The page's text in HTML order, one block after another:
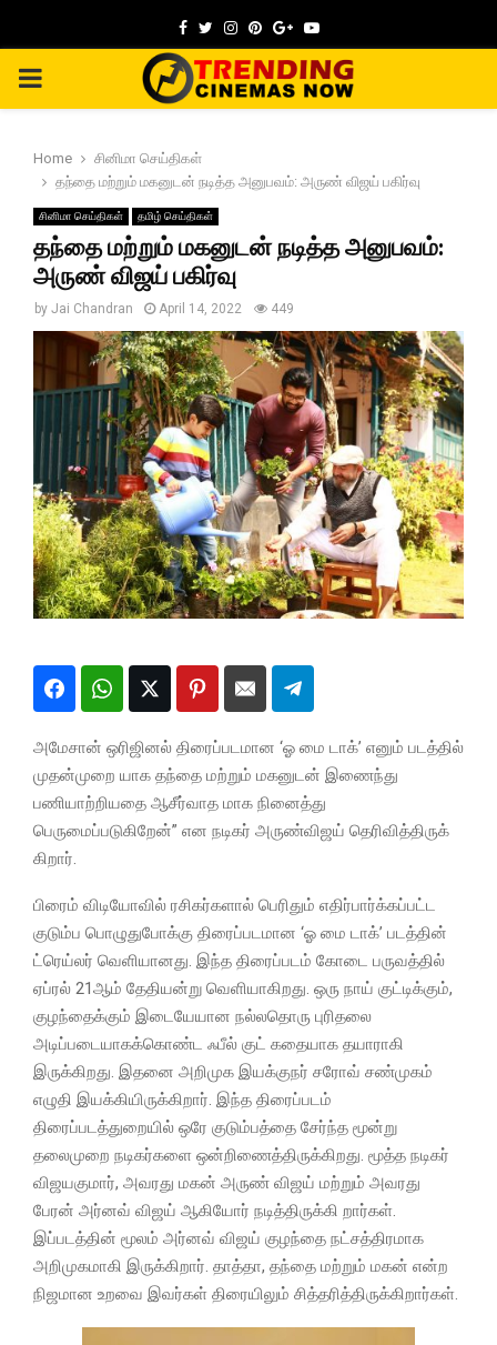
Facebook
TwitterInstagram
Pinterest
GoogleYoutube
PRIMARY
Home
சினிமா செய்திகள்
தந்தை மற்றும் மகனுடன் நடித்த அனுபவம்: அருண் விஜய் பகிர்வு
சினிமா செய்திகள் தமிழ் செய்திகள்
தந்தை மற்றும் மகனுடன் நடித்த அனுபவம்:
அருண் விஜய் பகிர்வு
by Jai Chandran April 14, 2022 449
அமேசான் ஒரிஜினல் திரைப்படமான ‘ஓ மை டாக்’ எனும் படத்தில்
முதன்முறை யாக தந்தை மற்றும் மகனுடன் இணைந்து
பணியாற்றியதை ஆசீர்வாத மாக நினைத்து
பெருமைப்படுகிறேன்” என நடிகர் அருண்விஜய் தெரிவித்திருக்
கிறார்.
பிரைம் விடியோவில் ரசிகர்களால் பெரிதும் எதிர்பார்க்கப்பட்ட
குடும்ப பொழுதுபோக்கு திரைப்படமான ‘ஓ மை டாக்’ படத்தின்
ட்ரெய்லர் வெளியானது. இந்த திரைப்படம் கோடை பருவத்தில்
ஏப்ரல் 21ஆம் தேதியன்று வெளியாகிறது. ஒரு நாய் குட்டிக்கும்,
குழந்தைக்கும் இடையேயான நல்லதொரு புரிதலை
அடிப்படையாகக்கொண்ட ஃபீல் குட் கதையாக தயாராகி
இருக்கிறது. இதனை அறிமுக இயக்குநர் சரோவ் சண்முகம்
எழுதி இயக்கியிருக்கிறார். இந்த திரைப்படம்
திரைப்படத்துறையில் ஒரே குடும்பத்தை சேர்ந்த மூன்று
தலைமுறை நடிகர்களை ஒன்றிணைத்திருக்கிறது. மூத்த நடிகர்
விஜயகுமார், அவரது மகன் அருண் விஜய் மற்றும் அவரது
பேரன் அர்னவ் விஜய் ஆகியோர் நடித்திருக்கி றார்கள்.
இப்படத்தின் மூலம் அர்னவ் விஜய் குழந்தை நட்சத்திரமாக
அறிமுகமாகி இருக்கிறார். தாத்தா, தந்தை மற்றும் மகன் என்ற
நிஜமான உறவை இவர்கள் திரையிலும் சித்தரித்திருக்கிறார்கள்.